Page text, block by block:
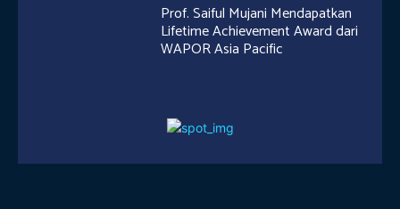
Prof. Saiful Mujani Mendapatkan
Lifetime Achievement Award dari
WAPOR Asia Pacific